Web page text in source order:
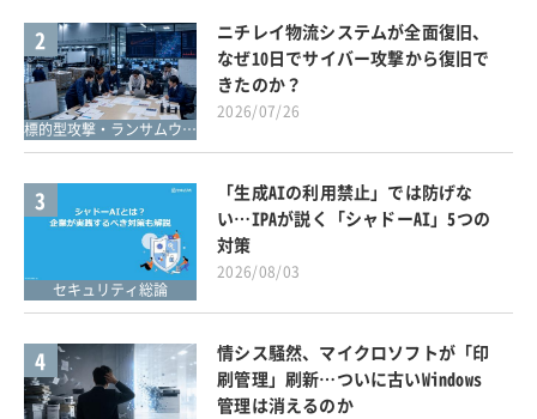
2
標的型攻撃・ランサムウェア対策
ニチレイ物流システムが全面復旧、
なぜ10日でサイバー攻撃から復旧で
きたのか？
2026/07/26
3
セキュリティ総論
「生成AIの利用禁止」では防げな
い…IPAが説く「シャドーAI」5つの
対策
2026/08/03
4
情シス騒然、マイクロソフトが「印
刷管理」刷新…ついに古いWindows
管理は消えるのか